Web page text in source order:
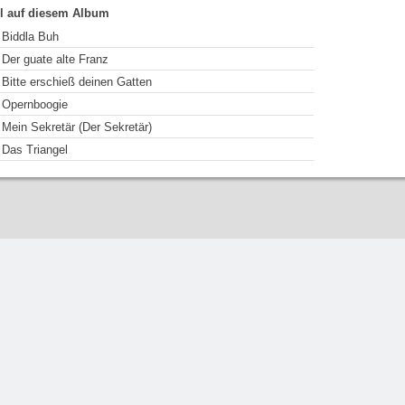
auf diesem Album
Biddla Buh
Der guate alte Franz
Bitte erschieß deinen Gatten
Opernboogie
Mein Sekretär (Der Sekretär)
Das Triangel